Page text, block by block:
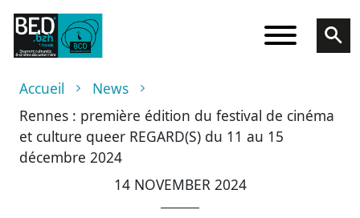
Skip to main content
Breadcrumb
Accueil
News
Rennes : première édition du festival de cinéma
et culture queer REGARD(S) du 11 au 15
décembre 2024
14 NOVEMBER 2024